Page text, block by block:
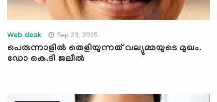
Web desk Sep 23, 2015
പെരുന്നാളില്‍ തെളിയുന്നത് വല്യുമ്മയുടെ മുഖം.
ഡോ കെ.ടി ജലീല്‍